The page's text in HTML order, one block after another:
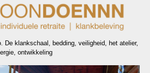
De klankschaal, bedding, veiligheid, het atelier,
ontwikkeling